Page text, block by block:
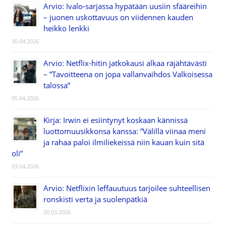
Arvio: Ivalo-sarjassa hypätään uusiin sfääreihin
– juonen uskottavuus on viidennen kauden
heikko lenkki
30.04.2026
Arvio: Netflix-hitin jatkokausi alkaa räjähtävästi
– ”Tavoitteena on jopa vallanvaihdos Valkoisessa
talossa”
05.04.2026
Kirja: Irwin ei esiintynyt koskaan kännissä
luottomuusikkonsa kanssa: ”Välillä viinaa meni
ja rahaa paloi ilmiliekeissä niin kauan kuin sitä
oli”
03.04.2026
Arvio: Netflixin leffauutuus tarjoilee suhteellisen
ronskisti verta ja suolenpätkiä
20.03.2026